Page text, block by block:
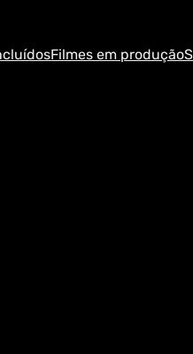
Filmes em produção